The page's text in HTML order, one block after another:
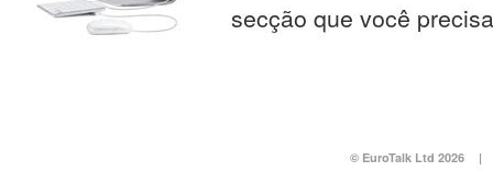
secção que você
© EuroTalk Ltd 2026 |